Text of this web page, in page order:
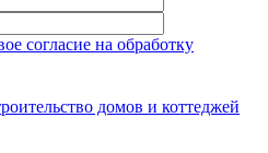
согласие на обработку